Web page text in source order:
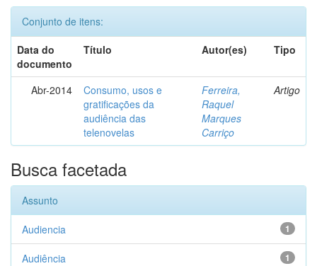
Conjunto de itens:
Data do
documento
Título Autor(es) Tipo
Abr-2014
Consumo, usos e
gratificações da
audiência das
telenovelas
Ferreira,
Raquel
Marques
Carriço
Artigo
Busca facetada
Assunto
1
Audiencia
1
Audiência